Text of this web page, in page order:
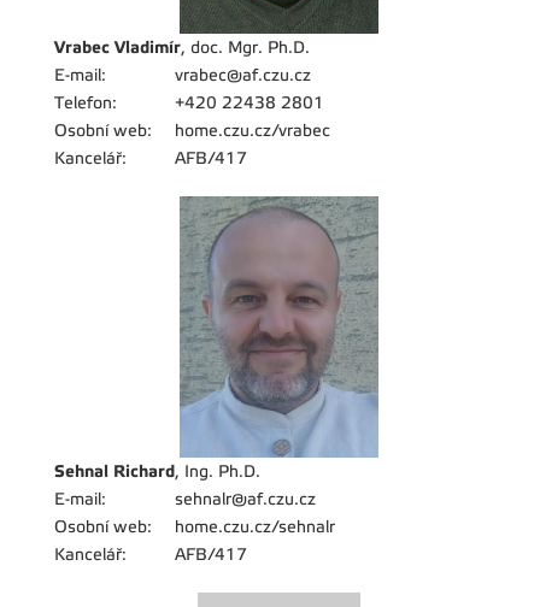
Vrabec Vladimír, doc. Mgr. Ph.D.
E-mail:
vrabec@af.czu.cz
Telefon:
+420 22438 2801
Osobní web:
home.czu.cz/vrabec
Kancelář:
AFB/417
Sehnal Richard, Ing. Ph.D.
E-mail:
sehnalr@af.czu.cz
Osobní web:
home.czu.cz/sehnalr
Kancelář:
AFB/417